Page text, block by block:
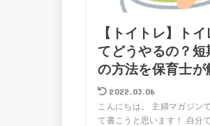
【トイトレ】ト
てどうやるの？
の方法を保育士が
2022.03.06
こんにちは。 主婦マガジン
て書こうと思います！ 自分